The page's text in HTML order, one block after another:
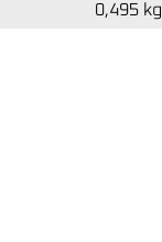
0,495 kg